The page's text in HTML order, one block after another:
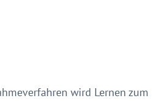
wird Lernen zum